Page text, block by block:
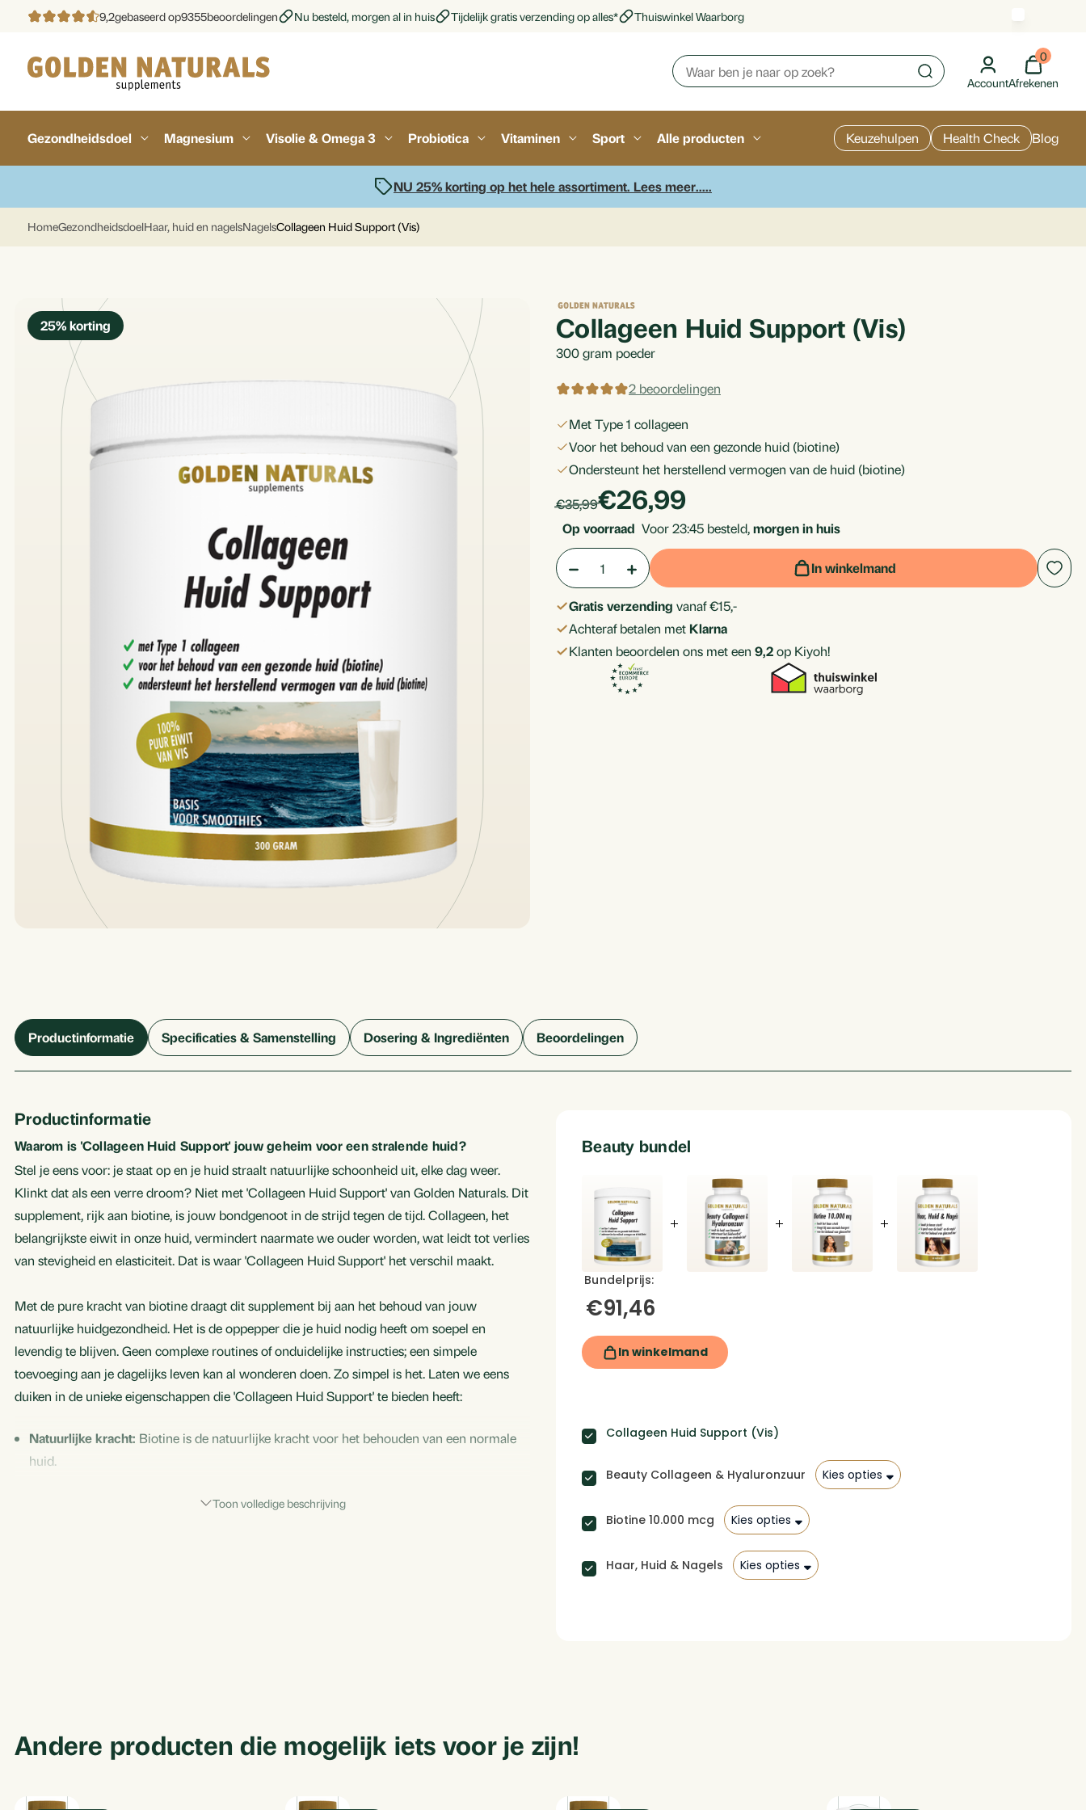
9,2gebaseerd op9355beoordelingen Nu besteld, morgen al in huis Tijdelijk gratis verzending op alles* Thuiswinkel Waarborg
Account
0
Afrekenen
Gezondheidsdoel Magnesium Visolie & Omega 3 Probiotica Vitaminen Sport Alle producten Keuzehulpen Health Check Blog
NU 25% korting op het hele assortiment. Lees meer.....
HomeGezondheidsdoelHaar, huid en nagelsNagelsCollageen Huid Support (Vis)
Collageen Huid Support (Vis)
300gram poeder
2 beoordelingen
met Type 1 collageen
voor het behoud van een gezonde huid (biotine)
ondersteunt het herstellend vermogen van de huid (biotine)
Per
stuk
products.price_default:
€35,99products.price_discounted:
€26,99
Op voorraad Voor 23:45 besteld,morgen in huis
Aantal:
Hoeveelheid
verlagen
van
Collageen
Huid
Support
Hoeveelheid
verhogen
van
Collageen
Huid
Support
In winkelmand
Gratis verzending vanaf €15,-
Achteraf betalen met Klarna
Klanten beoordelen ons met een 9,2op Kiyoh!
Aan standaard lijst toevoegen
Aan nieuwe lijst toevoegen
Annuleren Bekijk verlanglijsten
25% korting
Productinformatie Specificaties & Samenstelling Dosering & Ingrediënten Beoordelingen
Productinformatie
Toon volledige beschrijving
Waarom is 'Collageen Huid Support' jouw geheim voor een stralende huid?
Stel je eens voor: je staat op en je huid straalt natuurlijke schoonheid uit, elke dag weer.
Klinkt dat als een verre droom? Niet met 'Collageen Huid Support' van Golden Naturals. Dit
supplement, rijk aan biotine, is jouw bondgenoot in de strijd tegen de tijd. Collageen, het
belangrijkste eiwit in onze huid, vermindert naarmate we ouder worden, wat leidt tot verlies
van stevigheid en elasticiteit. Dat is waar 'Collageen Huid Support' het verschil maakt.
Met de pure kracht van biotine draagt dit supplement bij aan het behoud van jouw
natuurlijke huidgezondheid. Het is de oppepper die je huid nodig heeft om soepel en
levendig te blijven. Geen complexe routines of onduidelijke instructies; een simpele
toevoeging aan je dagelijks leven kan al wonderen doen. Zo simpel is het. Laten we eens
duiken in de unieke eigenschappen die 'Collageen Huid Support' te bieden heeft:
Natuurlijke kracht: Biotine is de natuurlijke kracht voor het behouden van een normale
huid.
Beauty bundel
€91,46
Collageen Huid Support (Vis)
Beauty Collageen & Hyaluronzuur Kies opties
Biotine 10.000 mcg Kies opties
Haar, Huid & Nagels Kies opties
Andere producten die mogelijk iets voor je zijn!